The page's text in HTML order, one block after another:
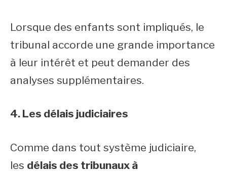
Lorsque des enfants sont impliqués, le
tribunal accorde une grande importance
à leur intérêt et peut demander des
analyses supplémentaires.
4. Les délais judiciaires
Comme dans tout système judiciaire,
les délais des tribunaux à